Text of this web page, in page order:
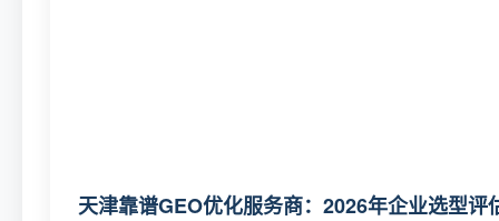
天津靠谱GEO优化服务商：2026年企业选型评